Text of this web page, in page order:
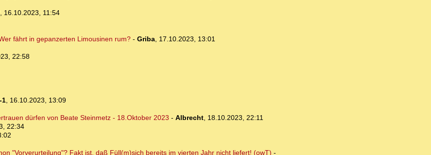
, 16.10.2023, 11:54
fährt in gepanzerten Limousinen rum?- Griba, 17.10.2023, 13:01
22:58
1, 16.10.2023, 13:09
dürfen von Beate Steinmetz - 18.Oktober 2023 - Albrecht, 18.10.2023, 22:11
22:34
"Vorverurteilung"? Fakt ist, daß Füll(m)sich bereits im vierten Jahr nicht liefert! (owT) -